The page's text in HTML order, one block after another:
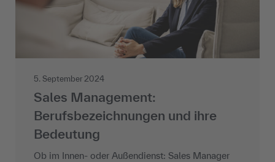
5. September 2024
Sales Management:
Berufsbezeichnungen und ihre
Bedeutung
Ob im Innen- oder Außendienst: Sales Manager